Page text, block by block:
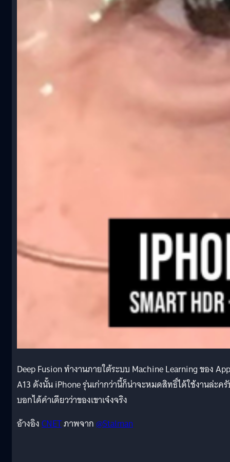
Deep Fusion ทำงานภายใต้ระบบ Machine Learning ของ
A13 ดังนั้น iPhone รุ่นเก่ากว่านี้ก็น่าจะหมดสิทธิ์ได้ใช้งานล่ะค
บอกได้คำเดียวว่าของเขาเจ๋งจริง
อ้างอิงCNETภาพจาก@Stalman